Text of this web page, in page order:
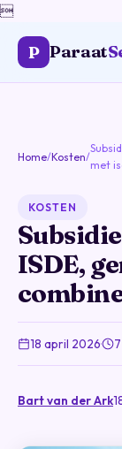

P Paraat
Home/Kosten/
met
KOSTEN
ISDE,
18 april 2026·
Bart van der Ark